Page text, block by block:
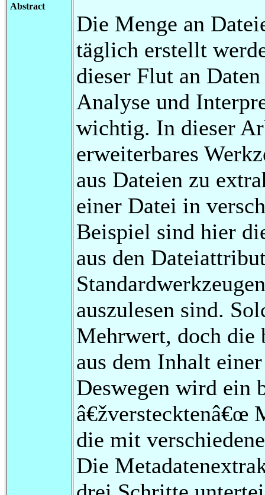
Abstract
Die Menge an
täglich erstellt
dieser Flut an
Analyse und
wichtig. In dieser
erweiterbares
aus Dateien zu
einer Datei in
Beispiel sind hier
aus den
auszulesen sind.
Mehrwert, doch die
aus dem Inhalt
Deswegen wird ein
â€žverstecktenâ€œ
die mit
Die